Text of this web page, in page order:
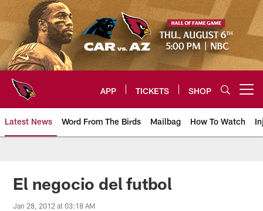
Skip
to
main
content
APP TICKETS SHOP
Latest News Word From The Birds Mailbag How To Watch
Arizona Cardinals Home: The
El negocio del futbol
Jan 28, 2012 at 03:18 AM